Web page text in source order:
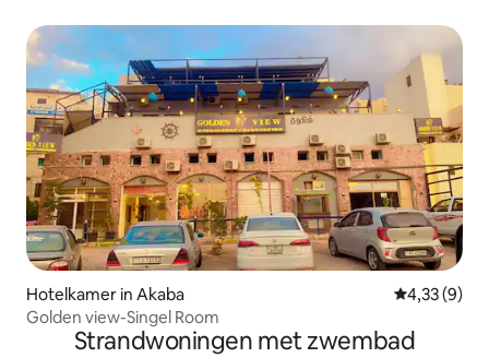
Hotelkamer in Akaba
4,33 (9)
Golden view-Singel Room
Strandwoningen met zwembad